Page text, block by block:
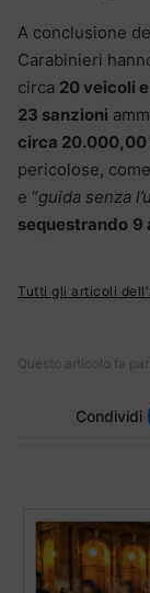
A conclusione
Carabinieri
circa 20 veicoli
23 sanzioni
circa 20.000,00
pericolose,
e “guida senza
sequestrando 9
Tutti gli articoli
Questo articolo fa
Condividi